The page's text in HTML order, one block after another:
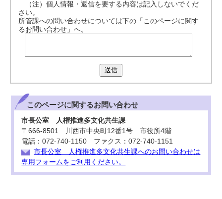
（注）個人情報・返信を要する内容は記入しないでくだ
さい。
所管課への問い合わせについては下の「このページに関す
るお問い合わせ」へ。
送信
このページに関するお問い合わせ
市長公室 人権推進多文化共生課
〒666-8501 川西市中央町12番1号 市役所4階
電話：072-740-1150 ファクス：072-740-1151
市長公室 人権推進多文化共生課へのお問い合わせは
専用フォームをご利用ください。